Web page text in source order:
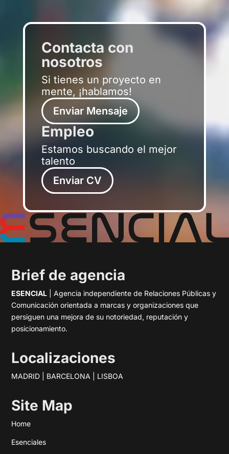
Contacta con
nosotros
Si tienes un proyecto en
mente, ¡hablamos!
Enviar Mensaje
Empleo
Estamos buscando el mejor
talento
Enviar CV
Brief de agencia
ESENCIAL | Agencia independiente de Relaciones Públicas y
Comunicación orientada a marcas y organizaciones que
persiguen una mejora de su notoriedad, reputación y
posicionamiento.
Localizaciones
MADRID | BARCELONA | LISBOA
Site Map
Home
Esenciales